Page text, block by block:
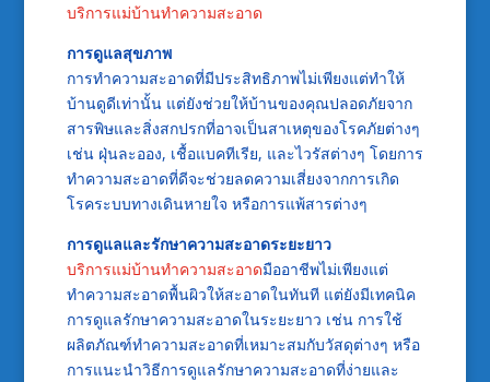
บริการแม่บ้านทำความสะอาด
การดูแลสุขภาพ
การทำความสะอาดที่มีประสิทธิภาพไม่เพียงแต่ทำให้
บ้านดูดีเท่านั้น แต่ยังช่วยให้บ้านของคุณปลอดภัยจาก
สารพิษและสิ่งสกปรกที่อาจเป็นสาเหตุของโรคภัยต่างๆ
เช่น ฝุ่นละออง, เชื้อแบคทีเรีย, และไวรัสต่างๆ โดยการ
ทำความสะอาดที่ดีจะช่วยลดความเสี่ยงจากการเกิด
โรคระบบทางเดินหายใจ หรือการแพ้สารต่างๆ
การดูแลและรักษาความสะอาดระยะยาว
บริการแม่บ้านทำความสะอาดมืออาชีพไม่เพียงแต่
ทำความสะอาดพื้นผิวให้สะอาดในทันที แต่ยังมีเทคนิค
การดูแลรักษาความสะอาดในระยะยาว เช่น การใช้
ผลิตภัณฑ์ทำความสะอาดที่เหมาะสมกับวัสดุต่างๆ หรือ
การแนะนำวิธีการดูแลรักษาความสะอาดที่ง่ายและ